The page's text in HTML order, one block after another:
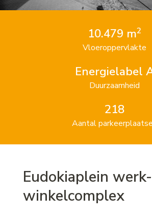
10.479 m2
Vloeroppervlakte
Energielabel
Duurzaamheid
218
Aantal
Eudokiaplein
winkelcomplex